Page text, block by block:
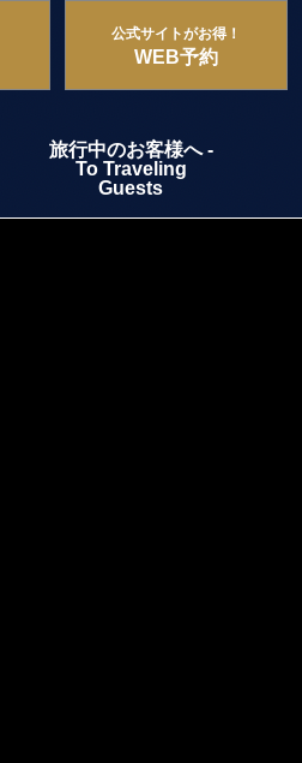
公式サイトがお得！
WEB予約
旅行中のお客様へ -
To Traveling
Guests